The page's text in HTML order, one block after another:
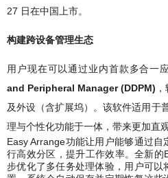
27 日在中国上市。
构建跨设备管理生态
用户现在可以通过业内首款多合
and Peripheral Manager (DDPM)
及外设（含扩展坞）。该软件适用于
理与个性化功能于一体，带来更加直
Easy Arrange功能让用户能够通过
行高效分区，提升工作效率。全新
步优化了多任务处理体验，用户可